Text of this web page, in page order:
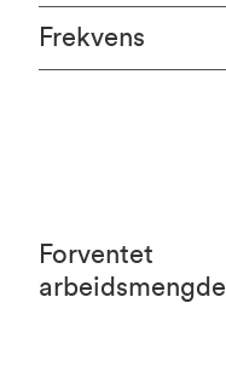
Frekvens
Forventet
arbeidsmengde